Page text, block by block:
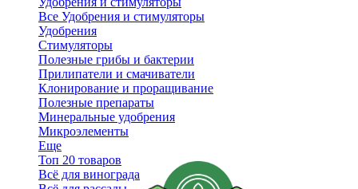
Все Удобрения и стимуляторы
Удобрения
Стимуляторы
Полезные грибы и бактерии
Прилипатели и смачиватели
Клонирование и проращивание
Полезные препараты
Минеральные удобрения
Микроэлементы
Еще
Топ 20 товаров
Всё для винограда